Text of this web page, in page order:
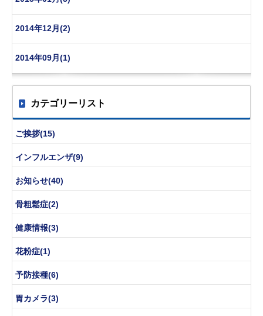
2014年12月(2)
2014年09月(1)
カテゴリーリスト
ご挨拶(15)
インフルエンザ(9)
お知らせ(40)
骨粗鬆症(2)
健康情報(3)
花粉症(1)
予防接種(6)
胃カメラ(3)